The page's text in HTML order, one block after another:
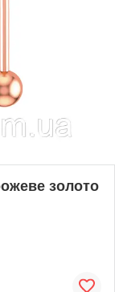
золото